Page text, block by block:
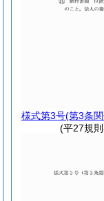
様式第3号(第3条
(平27規